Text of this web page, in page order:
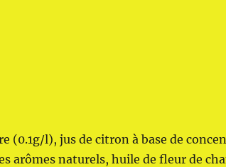
(0.1g/l), jus de citron à base de
arômes naturels, huile de fleur de